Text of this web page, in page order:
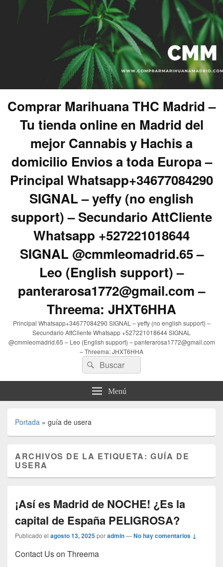
Comprar Marihuana THC Madrid –
Tu tienda online en Madrid del
mejor Cannabis y Hachis a
domicilio Envios a toda Europa –
Principal Whatsapp+34677084290
SIGNAL – yeffy (no english
support) – Secundario AttCliente
Whatsapp +527221018644
SIGNAL @cmmleomadrid.65 –
Leo (English support) –
panterarosa1772@gmail.com –
Threema: JHXT6HHA
Principal Whatsapp+34677084290 SIGNAL – yeffy (no english support) –
Secundario AttCliente Whatsapp +527221018644 SIGNAL
@cmmleomadrid.65 – Leo (English support) – panterarosa1772@gmail.com
– Threema: JHXT6HHA
Buscar
por:
Buscar
Menú
Portada » guía de usera
ARCHIVOS DE LA ETIQUETA:GUÍA DE
USERA
¡Así es Madrid de NOCHE! ¿Es la
capital de España PELIGROSA?
Publicado el agosto 13, 2025poradmin—No hay comentarios ↓
Contact Us on Threema